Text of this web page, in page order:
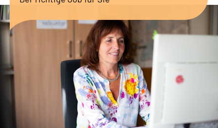
Sozialdienste & Zuweisende
Erweiterte Suche
Gebärdensprache
Leichte Sprache